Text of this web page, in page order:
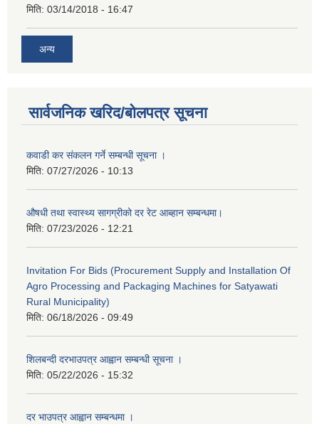
मिति: 03/14/2018 - 16:47
अन्य
सार्वजनिक खरिद/बोलपत्र सूचना
कवाडी कर संकलन गर्ने सम्बन्धी सूचना ।
मिति: 07/27/2026 - 10:13
औषधी तथा स्वास्थ्य सागग्रीको दर रेट आब्हान सम्बन्धमा।
मिति: 07/23/2026 - 12:21
Invitation For Bids (Procurement Supply and Installation Of
Agro Processing and Packaging Machines for Satyawati
Rural Municipality)
मिति: 06/18/2026 - 09:49
शिलबन्दी दरभाउपत्र आह्वान सम्बन्धी सूचना ।
मिति: 05/22/2026 - 15:32
दर भाउपत्र आह्वान सम्बन्धमा ।